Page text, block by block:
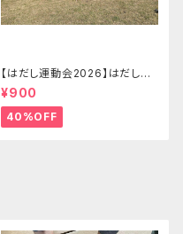
【はだし運動会2026】はだし運
動会 エントリー(大人)【2026.0
9.26(土)】
¥900
40%OFF